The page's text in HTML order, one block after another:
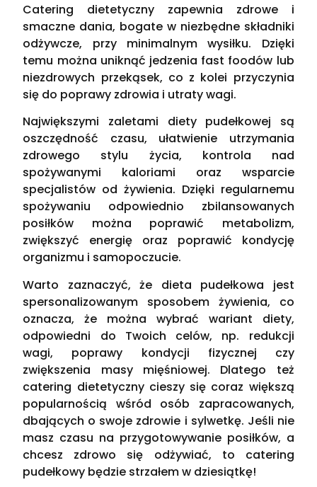
Catering dietetyczny zapewnia zdrowe i
smaczne dania, bogate w niezbędne składniki
odżywcze, przy minimalnym wysiłku. Dzięki
temu można uniknąć jedzenia fast foodów lub
niezdrowych przekąsek, co z kolei przyczynia
się do poprawy zdrowia i utraty wagi.
Największymi zaletami diety pudełkowej są
oszczędność czasu, ułatwienie utrzymania
zdrowego stylu życia, kontrola nad
spożywanymi kaloriami oraz wsparcie
specjalistów od żywienia. Dzięki regularnemu
spożywaniu odpowiednio zbilansowanych
posiłków można poprawić metabolizm,
zwiększyć energię oraz poprawić kondycję
organizmu i samopoczucie.
Warto zaznaczyć, że dieta pudełkowa jest
spersonalizowanym sposobem żywienia, co
oznacza, że można wybrać wariant diety,
odpowiedni do Twoich celów, np. redukcji
wagi, poprawy kondycji fizycznej czy
zwiększenia masy mięśniowej. Dlatego też
catering dietetyczny cieszy się coraz większą
popularnością wśród osób zapracowanych,
dbających o swoje zdrowie i sylwetkę. Jeśli nie
masz czasu na przygotowywanie posiłków, a
chcesz zdrowo się odżywiać, to catering
pudełkowy będzie strzałem w dziesiątkę!